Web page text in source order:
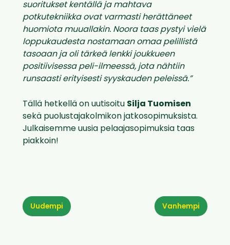
suoritukset kentällä ja mahtava
potkutekniikka ovat varmasti herättäneet
huomiota muuallakin. Noora taas pystyi vielä
loppukaudesta nostamaan omaa pelillistä
tasoaan ja oli tärkeä lenkki joukkueen
positiivisessa peli-ilmeessä, jota nähtiin
runsaasti erityisesti syyskauden peleissä.”
Tällä hetkellä on uutisoitu Silja Tuomisen
sekä puolustajakolmikon jatkosopimuksista.
Julkaisemme uusia pelaajasopimuksia taas
piakkoin!
Vanhempi
Uudempi